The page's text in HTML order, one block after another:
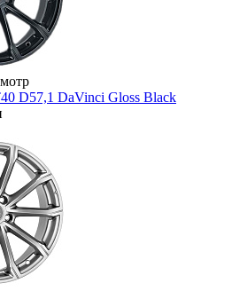
D57,1 DaVinci Gloss Black